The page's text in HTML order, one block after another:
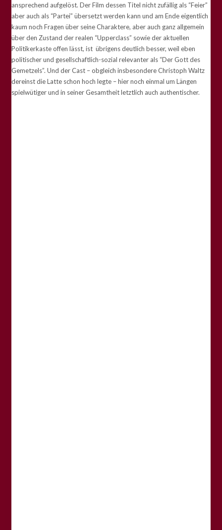
ansprechend aufgelöst. Der Film dessen Titel nicht zufällig als “Feier”
aber auch als “Partei” übersetzt werden kann und am Ende eigentlich
kaum noch Fragen über seine Charaktere, aber auch ganz allgemein
über den Zustand der realen “Upperclass” sowie der aktuellen
Politikerkaste offen lässt, ist übrigens deutlich besser, weil eben
politischer und gesellschaftlich-sozial relevanter als “Der Gott des
Gemetzels”. Und der Cast – obgleich insbesondere Christoph Waltz
dereinst die Latte schon hoch legte – hier noch einmal um Längen
spielwütiger und in seiner Gesamtheit letztlich auch authentischer.